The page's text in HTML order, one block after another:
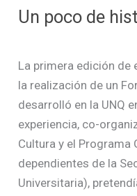
Un poco de
La primera edición de
la realización de un
desarrolló en la UNQ
experiencia, co-
Cultura y el Programa
dependientes de la
Universitaria),